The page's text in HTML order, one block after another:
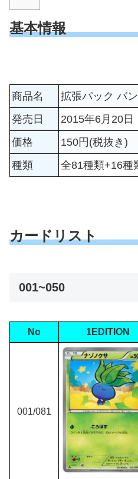
基本情報
商品名
拡張パック バ
発売日
2015年6月20日
価格
150円(税抜き)
種類
全81種類+16種
カードリスト
001~050
No 1EDITION
001/081